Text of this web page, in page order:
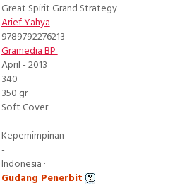
Great Spirit Grand Strategy
Arief Yahya
9789792276213
Gramedia BP
April - 2013
340
350 gr
Soft Cover
-
Kepemimpinan
-
Indonesia ·
Gudang Penerbit